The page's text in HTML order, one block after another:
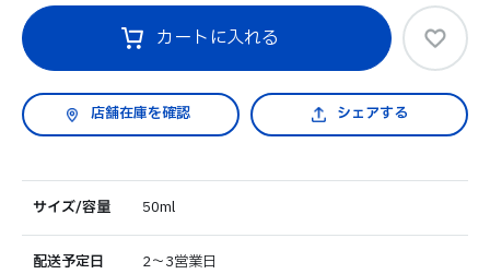
カートに入れる
シェアする
サイズ/容量 50ml
配送予定日 2～3営業日